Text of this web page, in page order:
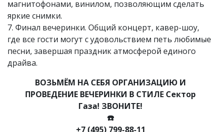
магнитофонами, винилом, позволяющим сделать
яркие снимки.
7. Финал вечеринки. Общий концерт, кавер-шоу,
где все гости могут с удовольствием петь любимые
песни, завершая праздник атмосферой единого
драйва.
ВОЗЬМЁМ НА СЕБЯ ОРГАНИЗАЦИЮ И
ПРОВЕДЕНИЕ ВЕЧЕРИНКИ В СТИЛЕ Сектор
Газа! ЗВОНИТЕ!
☎️
+7 (495) 799-88-11